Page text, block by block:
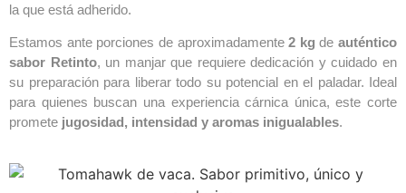
la que está adherido.
Estamos ante porciones de aproximadamente2 kg de auténtico
sabor Retinto, un manjar que requiere dedicación y cuidado en
su preparación para liberar todo su potencial en el paladar. Ideal
para quienes buscan una experiencia cárnica única, este corte
promete jugosidad, intensidad y aromas inigualables.